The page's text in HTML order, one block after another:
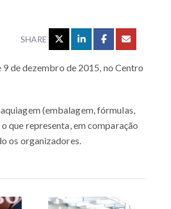
SHARE
de dezembro de 2015, no Centro
(embalagem, fórmulas,
que representa, em comparação
os organizadores.